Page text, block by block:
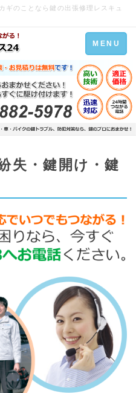
ギのことなら鍵の出張修理レスキュ
Toggle
navigation
MENU
失・鍵開け・鍵